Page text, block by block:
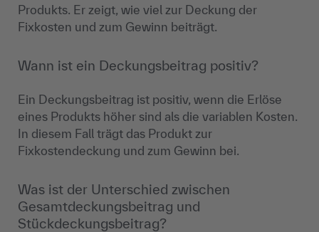
Produkts. Er zeigt, wie viel zur Deckung der
Fixkosten und zum Gewinn beiträgt.
Wann ist ein Deckungsbeitrag positiv?
Ein Deckungsbeitrag ist positiv, wenn die Erlöse
eines Produkts höher sind als die variablen Kosten.
In diesem Fall trägt das Produkt zur
Fixkostendeckung und zum Gewinn bei.
Was ist der Unterschied zwischen
Gesamtdeckungsbeitrag und
Stückdeckungsbeitrag?